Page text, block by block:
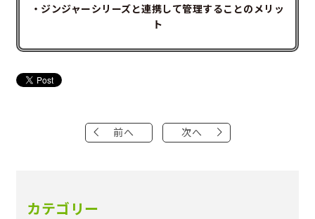
・ジンジャーシリーズと連携して管理することのメリッ
ト
前へ 次へ
カテゴリー